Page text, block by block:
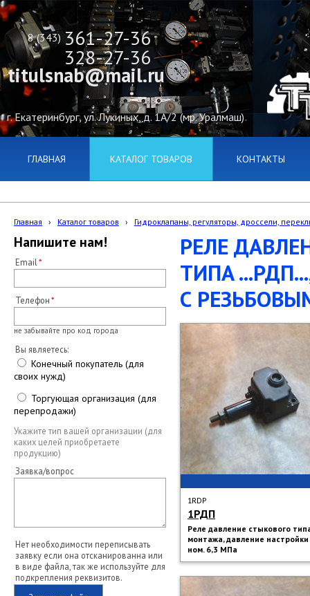
8 (343) 361-27-36
г. Екатеринбург, ул. Лукиных, д. 1А/2 (мр. Уралмаш)
328-27-36
titulsnab@mail.ru
ГЛАВНАЯ КАТАЛОГ ТОВАРОВ КОНТАКТЫ
Главная › Каталог товаров › Гидроклапаны, регуляторы, дроссели,
Напишите нам!
Email
Телефон
не забывайте про код города
Вы являетесь:
Конечный покупатель (для
своих нужд)
Торгующая организация (для
перепродажи)
Укажите тип вашей организации (для
каких целей приобретаете
продукцию)
Заявка/вопрос
Нет необходимости переписывать
заявку если она отсканированна или
в виде файла, так же используйте для
подкрепления реквизитов.
РЕЛЕ
ТИПА
С
1RDP
1РДП
Реле давление стыкового
монтажа, давление настройки
ном. 6,3 МПа